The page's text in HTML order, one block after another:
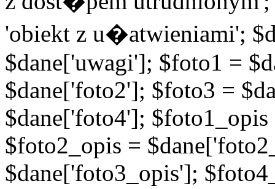
'obiekt z u�atwieniami';
$dane['uwagi']; $foto1 =
$dane['foto2']; $foto3 =
$dane['foto4'];
$foto2_opis =
$dane['foto3_opis'];